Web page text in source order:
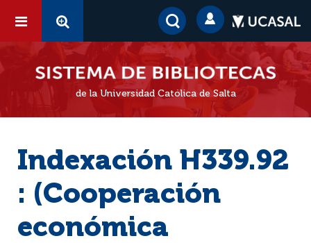
de la Universidad Católica de Salta
Indexación H339.92
: (Cooperación
económica